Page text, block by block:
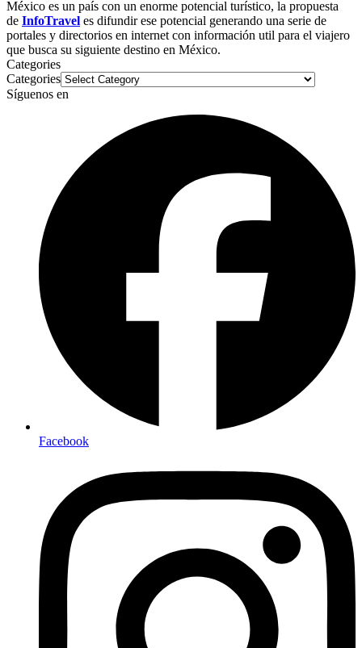
México es un país con un enorme potencial turístico, la propuesta
de InfoTravel es difundir ese potencial generando una serie de
portales y directorios en internet con información util para el viajero
que busca su siguiente destino en México.
Categories
Categories
Síguenos en
Facebook